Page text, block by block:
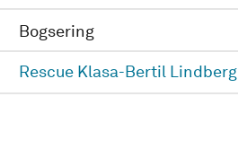
Bogsering
Rescue Klasa-Bertil Lindberg